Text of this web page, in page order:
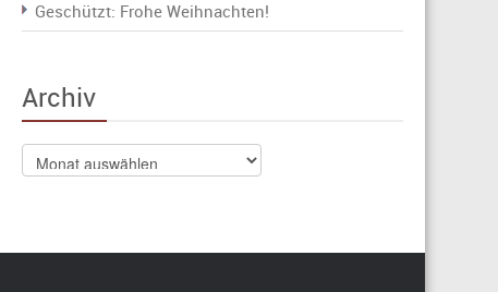
Geschützt: Frohe Weihnachten!
Archiv
Archiv